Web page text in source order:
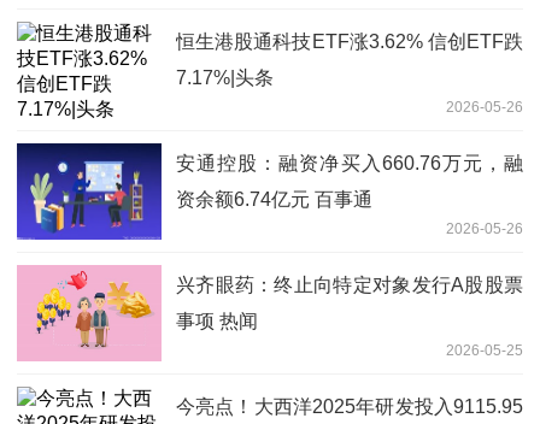
恒生港股通科技ETF涨3.62% 信创ETF跌
7.17%|头条
2026-05-26
安通控股：融资净买入660.76万元，融
资余额6.74亿元 百事通
2026-05-26
兴齐眼药：终止向特定对象发行A股股票
事项 热闻
2026-05-25
今亮点！大西洋2025年研发投入9115.95